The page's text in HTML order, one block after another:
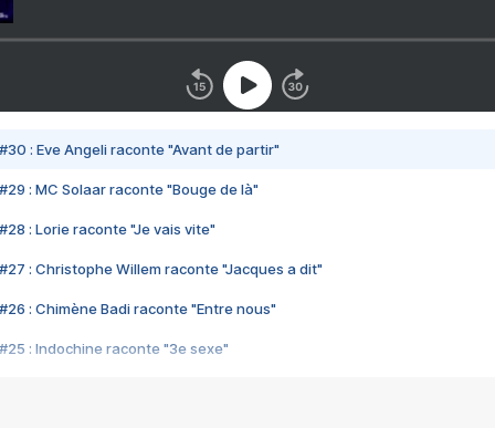
#30 : Eve Angeli raconte "Avant de partir"
#29 : MC Solaar raconte "Bouge de là"
#28 : Lorie raconte "Je vais vite"
#27 : Christophe Willem raconte "Jacques a dit"
#26 : Chimène Badi raconte "Entre nous"
#25 : Indochine raconte "3e sexe"